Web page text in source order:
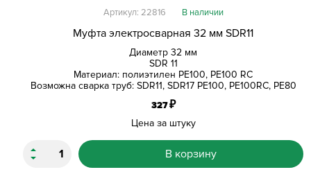
Муфта электросварная 32 мм SDR11
Диаметр 32 мм
SDR 11
Материал: полиэтилен PE100, PE100 RC
Возможна сварка труб: SDR11, SDR17 PE100, PE100RC, PE80
Артикул: 22816 В наличии
327₽
Цена за штуку
В корзину